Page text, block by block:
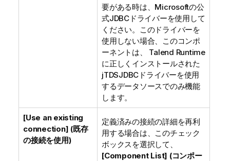
要がある時は、Microsoftの公
式JDBCドライバーを使用して
ください。このドライバーを
使用しない場合、このコンポ
ーネントは、
Talend Runtime
に正しくインストールされた
jTDSJDBCドライバーを使用
するデータソースでのみ機能
します。
[Use an existing
connection] (既存
の接続を使用)
定義済みの接続の詳細を再利
用する場合は、このチェック
ボックスを選択して、
[Component List] (コンポー